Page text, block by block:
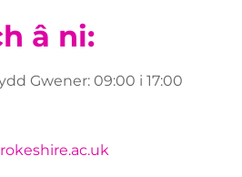
â ni:
Gwener: 09:00 i 17:00